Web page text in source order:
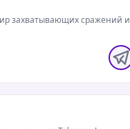
захватывающих сражений и